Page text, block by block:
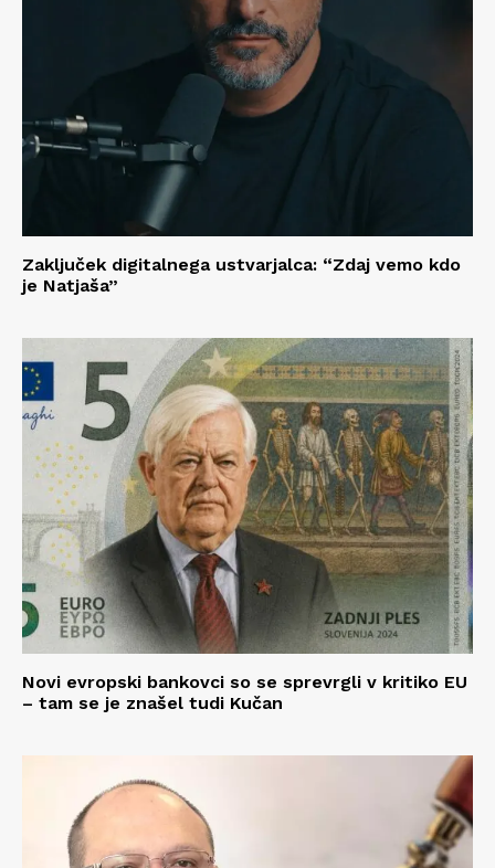
Zaključek digitalnega ustvarjalca: “Zdaj vemo kdo
je Natjaša”
Novi evropski bankovci so se sprevrgli v kritiko EU
– tam se je znašel tudi Kučan